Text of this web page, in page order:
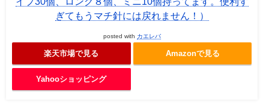
ぎてもうマチ針には戻れません！）
posted with カエレバ
楽天市場で見る Amazonで見る
Yahooショッピング